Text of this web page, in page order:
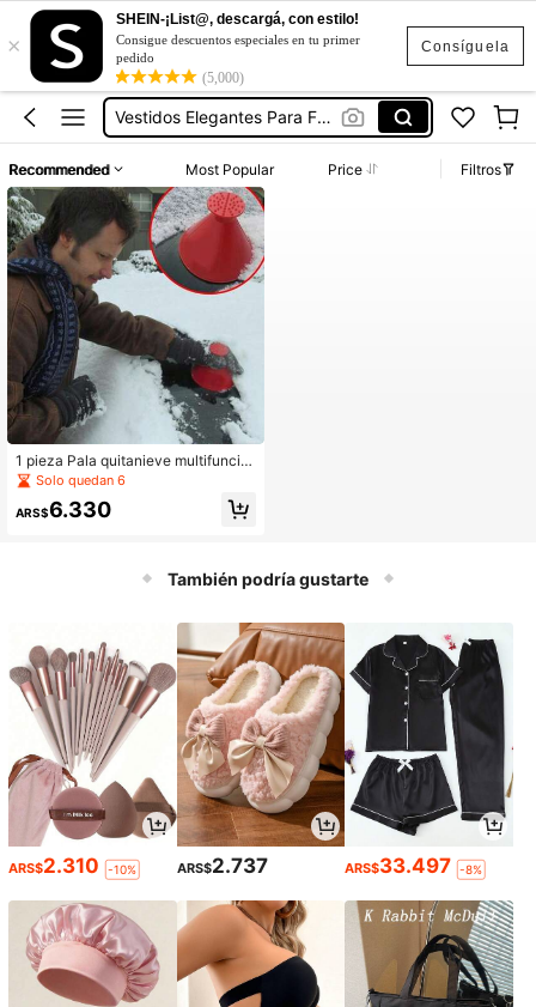
Consíguela
×
SHEIN-¡List@, descargá, con estilo!
Consigue descuentos especiales en tu primer
pedido
(5,000)
Campera De Mujer
Snow Car
Vestidos Elegantes Para Fiesta
Botas Para Mujer
Campera De Mujer
Snow Car
Recommended Most Popular Price Filtros
1 pieza Pala quitanieve multifuncio
nal para auto, con funciones de quit
ar nieve, rascar hielo, descongelar,
barrer nieve y embudo
Solo quedan 6
ARS$6.330
También podría gustarte
ARS$2.310 -10% ARS$2.737 ARS$33.497 -8%